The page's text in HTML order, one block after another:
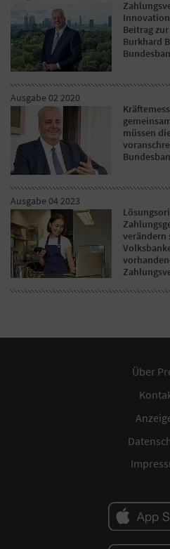
Beitrag
Burkhard
Ausgabe 02 2020
müssen
Ausgabe 04 2023
verändern
Über